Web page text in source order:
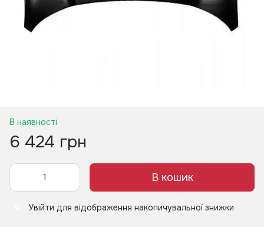
В наявності
6 424 грн
В кошик
Увійти для відображення накопичувальної знижки